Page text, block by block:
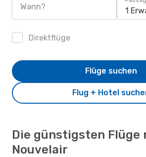
Wann? 1
Direktflüge
Flug + Hotel
Flüge suchen
Die günstigsten Flüge
Nouvelair